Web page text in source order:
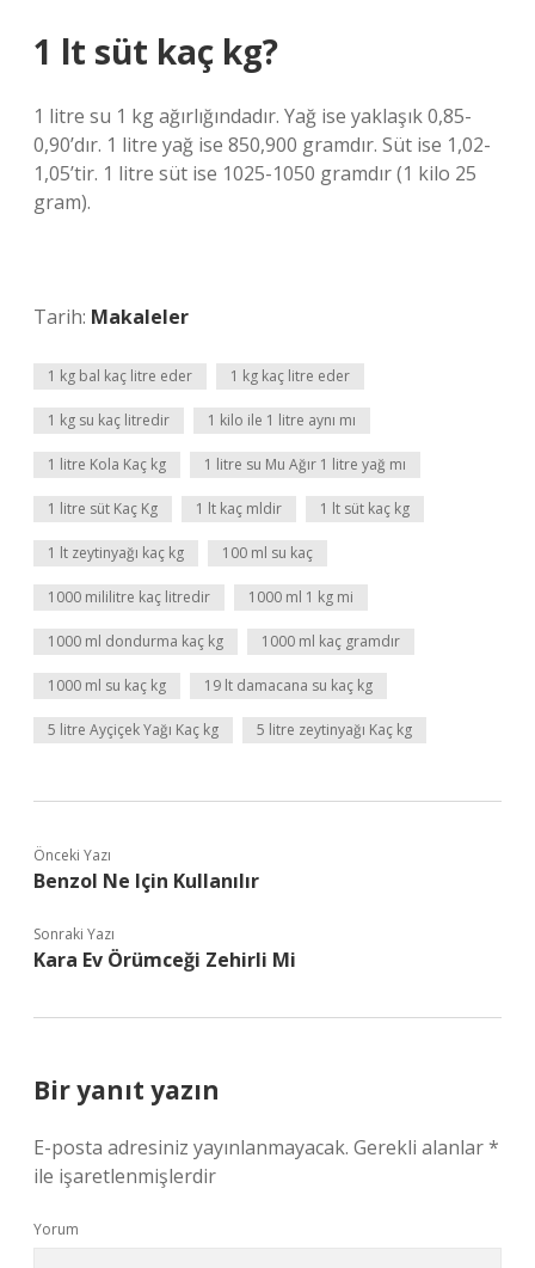
1 lt süt kaç kg?
1 litre su 1 kg ağırlığındadır. Yağ ise yaklaşık 0,85-
0,90’dır. 1 litre yağ ise 850,900 gramdır. Süt ise 1,02-
1,05’tir. 1 litre süt ise 1025-1050 gramdır (1 kilo 25
gram).
Tarih: Makaleler
1 kg bal kaç litre eder 1 kg kaç litre eder
1 kg su kaç litredir 1 kilo ile 1 litre aynı mı
1 litre Kola Kaç kg 1 litre su Mu Ağır 1 litre yağ mı
1 litre süt Kaç Kg 1 lt kaç mldir 1 lt süt kaç kg
1 lt zeytinyağı kaç kg 100 ml su kaç
1000 mililitre kaç litredir 1000 ml 1 kg mi
1000 ml dondurma kaç kg 1000 ml kaç gramdır
1000 ml su kaç kg 19 lt damacana su kaç kg
5 litre Ayçiçek Yağı Kaç kg 5 litre zeytinyağı Kaç kg
Önceki Yazı
Benzol Ne Için Kullanılır
Sonraki Yazı
Kara Ev Örümceği Zehirli Mi
Bir yanıt yazın
E-posta adresiniz yayınlanmayacak. Gerekli alanlar*
ile işaretlenmişlerdir
Yorum